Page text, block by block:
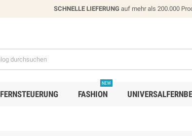
SCHNELLE LIEFERUNG auf mehr als 200.000
FERNSTEUERUNG FASHION
NEW